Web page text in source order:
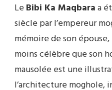
Le Bibi Ka Maqbaraa
siècle par l’empereur
mémoire de son épouse,
moins célèbre que son
mausolée est une
l’architecture moghole,